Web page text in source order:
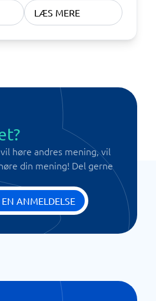
LÆS MERE
høre andres mening, vil
din mening! Del gerne
ANMELDELSE